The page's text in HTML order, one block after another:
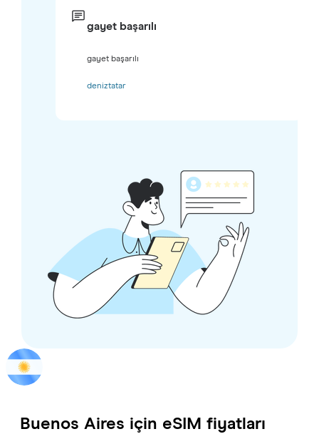
gayet başarılı
gayet başarılı
deniztatar
Buenos Aires için eSIM fiyatları